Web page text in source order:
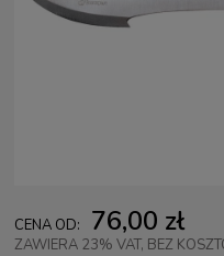
CENA OD: 76,00 zł
ZAWIERA 23% VAT, BEZ